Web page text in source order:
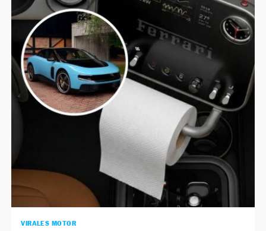
VIRALES MOTOR